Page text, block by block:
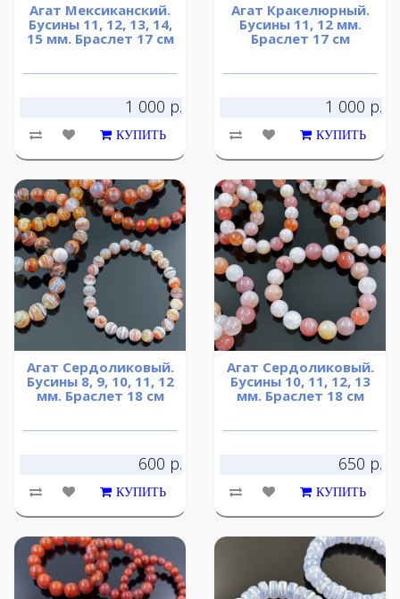
Агат Мексиканский.
Бусины 11, 12, 13, 14,
15 мм. Браслет 17 см
1 000 р.
КУПИТЬ
Агат Кракелюрный.
Бусины 11, 12 мм.
Браслет 17 см
1 000 р.
КУПИТЬ
Агат Сердоликовый.
Бусины 8, 9, 10, 11, 12
мм. Браслет 18 см
600 р.
КУПИТЬ
Агат Сердоликовый.
Бусины 10, 11, 12, 13
мм. Браслет 18 см
650 р.
КУПИТЬ